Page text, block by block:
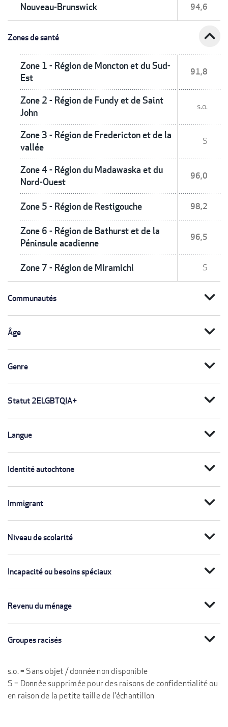
Nouveau-Brunswick 94,6
Zones de santé expand_less
Zone 1 - Région de Moncton et du Sud-
Est
91,8
Zone 2 - Région de Fundy et de Saint
John
s.o.
Zone 3 - Région de Fredericton et de la
vallée
S
Zone 4 - Région du Madawaska et du
Nord-Ouest
96,0
Zone 5 - Région de Restigouche 98,2
Zone 6 - Région de Bathurst et de la
Péninsule acadienne
96,5
Zone 7 - Région de Miramichi S
Communautés expand_more
Âge expand_more
Genre expand_more
Statut 2ELGBTQIA+ expand_more
Langue expand_more
Identité autochtone expand_more
Immigrant expand_more
Niveau de scolarité expand_more
Incapacité ou besoins spéciaux expand_more
Revenu du ménage expand_more
Groupes racisés expand_more
s.o. = Sans objet / donnée non disponible
S = Donnée supprimée pour des raisons de confidentialité ou
en raison de la petite taille de l'échantillon